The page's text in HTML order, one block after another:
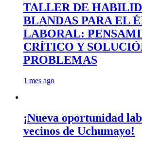
TALLER DE
BLANDAS PARA EL
LABORAL:
CRÍTICO Y
PROBLEMAS
1 mes ago
¡Nueva oportunidad
vecinos de Uchumayo!